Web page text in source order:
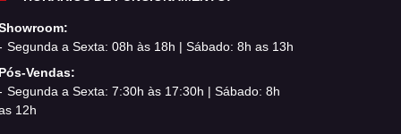
Segunda a Sexta: 08h às 18h | Sábado: 8h as 13h
Pós-Vendas:
Segunda a Sexta: 7:30h às 17:30h | Sábado: 8h
12h